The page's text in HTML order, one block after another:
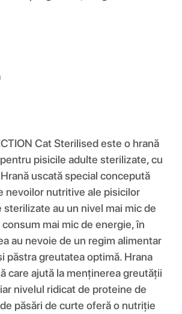
Cat Sterilised este o hrană
pisicile adulte sterilizate, cu
uscată special concepută
nevoilor nutritive ale pisicilor
au un nivel mai mic de
mai mic de energie, în
au nevoie de un regim alimentar
păstra greutatea optimă. Hrana
care ajută la menținerea greutății
nivelul ridicat de proteine de
păsări de curte oferă o nutriție